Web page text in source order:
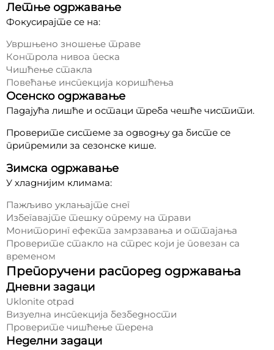
Летње одржавање
Фокусирајте се на:
Увршњено зношење траве
Контрола нивоа песка
Чишћење стакла
Повећање инспекција коришћења
Осенско одржавање
Падајућа лишће и остаци треба чешће чистити.
Проверите системе за одводњу да бисте се
припремили за сезонске кише.
Зимска одржавање
У хладнијим климама:
Пажљиво уклањајте снег
Избегавајте тешку опрему на трави
Мониторинг ефекта замрзавања и оттајања
Проверите стакло на стрес који је повезан са
временом
Препоручени распоред одржавања
Дневни задаци
Uklonite otpad
Визуелна инспекција безбедности
Проверите чишћење терена
Неделни задаци